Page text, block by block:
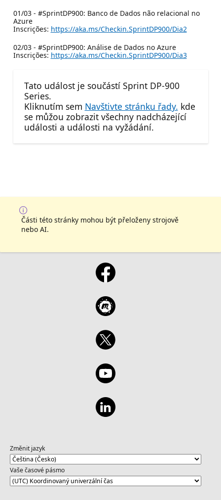
01/03 - #SprintDP900: Banco de Dados não relacional no
Azure
Inscrições: https://aka.ms/Checkin.SprintDP900/Dia2
02/03 - #SprintDP900: Análise de Dados no Azure
Inscrições: https://aka.ms/Checkin.SprintDP900/Dia3
Tato událost je součástí Sprint DP-900
Series.
Kliknutím sem Navštivte stránku řady. kde
se můžou zobrazit všechny nadcházející
události a události na vyžádání.
Části této stránky mohou být přeloženy strojově
nebo AI.
Změnit jazyk
Vaše časové pásmo